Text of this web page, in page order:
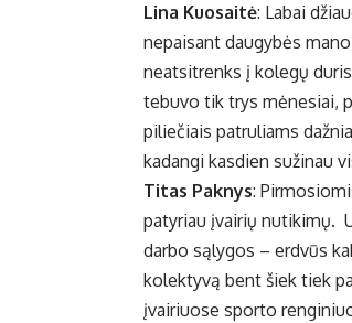
Lina Kuosaitė: Labai
nepaisant daugybės
neatsitrenks į kolegų
tebuvo tik trys mėnesiai,
piliečiais patruliams
kadangi kasdien sužinau
Titas Paknys:
patyriau įvairių nutikimų.
darbo sąlygos – erdvūs
kolektyvą bent šiek tiek
įvairiuose sporto